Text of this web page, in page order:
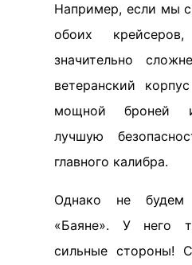
Например, если мы
обоих
значительно
ветеранский
мощной броней и
лучшую
главного калибра.
Однако не
«Баяне». У него
сильные стороны!